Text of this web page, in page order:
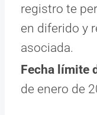
registro te
en diferido y
asociada.
Fecha límite
de enero de